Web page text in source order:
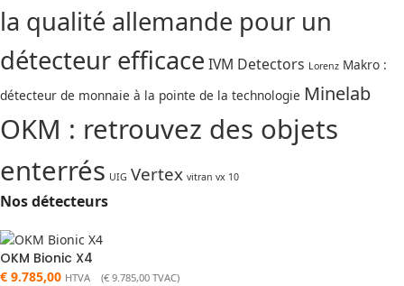
la qualité allemande pour un
détecteur efficace IVM Detectors Lorenz Makro :
détecteur de monnaie à la pointe de la technologie Minelab
OKM : retrouvez des objets
enterrés UIG Vertex vitran vx 10
Nos détecteurs
OKM Bionic X4
€ 9.785,00 HTVA (€ 9.785,00 TVAC)